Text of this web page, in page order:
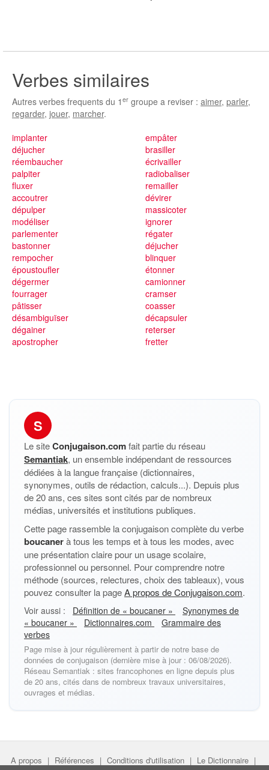
Verbes similaires
Autres verbes frequents du 1 er groupe a reviser : aimer, parler,
regarder, jouer, marcher.
implanter
déjucher
réembaucher
palpiter
fluxer
accoutrer
dépulper
modéliser
parlementer
empâter
brasiller
écrivailler
radiobaliser
remailler
dévirer
massicoter
ignorer
régater
bastonner
rempocher
époustoufler
dégermer
fourrager
pâtisser
désambiguïser
dégainer
apostropher
déjucher
blinquer
étonner
camionner
cramser
coasser
décapsuler
reterser
fretter
S
Le siteConjugaison.comfait partie du réseau
Semantiak, un ensemble indépendant de ressources
dédiées à la langue française (dictionnaires,
synonymes, outils de rédaction, calculs...). Depuis plus
de 20 ans, ces sites sont cités par de nombreux
médias, universités et institutions publiques.
Cette page rassemble la conjugaison complète du verbe
boucanerà tous les temps et à tous les modes, avec
une présentation claire pour un usage scolaire,
professionnel ou personnel. Pour comprendre notre
méthode (sources, relectures, choix des tableaux), vous
pouvez consulter la pageA propos de Conjugaison.com.
Voir aussi : Définition de « boucaner »
Synonymes de
« boucaner »
Dictionnaires.com
Grammaire des
verbes
Page mise à jour régulièrement à partir de notre base de
données de conjugaison (dernière mise à jour : 06/08/2026).
Réseau Semantiak : sites francophones en ligne depuis plus
de 20 ans, cités dans de nombreux travaux universitaires,
ouvrages et médias.
A propos | Références | Conditions d'utilisation | Le Dictionnaire |